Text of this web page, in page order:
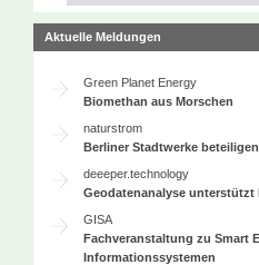
Aktuelle Meldungen
Green Planet Energy
Biomethan aus Morschen
naturstrom
Berliner Stadtwerke
deeeper.technology
Geodatenanalyse
GISA
Fachveranstaltung zu Smart
Informationssystemen